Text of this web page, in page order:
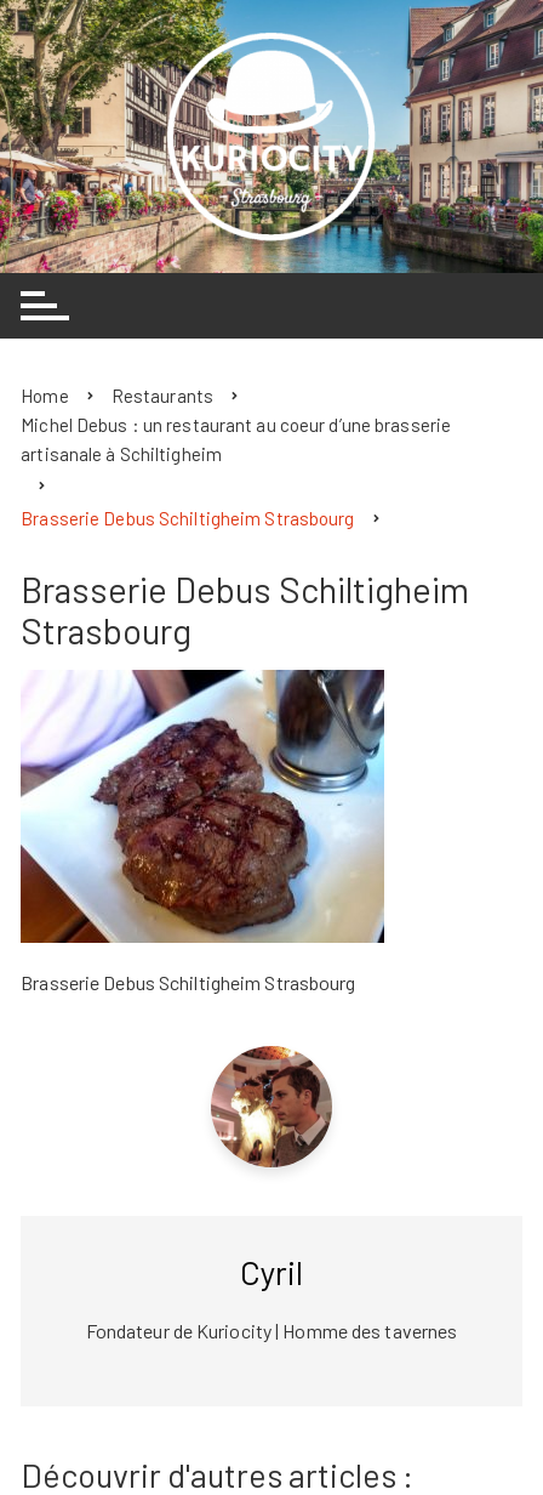
Skip
to
content
Home
Restaurants
Michel Debus : un restaurant au coeur d’une brasserie
artisanale à Schiltigheim
Brasserie Debus Schiltigheim Strasbourg
Brasserie Debus Schiltigheim
Strasbourg
Brasserie Debus Schiltigheim Strasbourg
Cyril
Fondateur de Kuriocity | Homme des tavernes
Découvrir d'autres articles :